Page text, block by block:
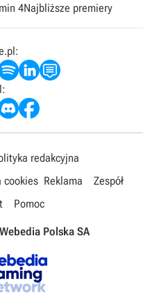
4Najbliższe premiery
redakcyjna
cookies Reklama
Zespół
Pomoc
Webedia Polska SA